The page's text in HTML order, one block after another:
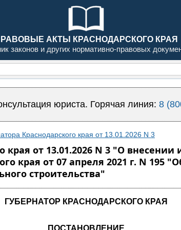
АКТЫ КРАСНОДАРСКОГО КРАЯ
законов и других нормативно-правовых
юриста. Горячая линия: 8
Краснодарского края от 13.01.2026 N 3
края от 13.01.2026 N 3 "О
края от 07 апреля 2021 г. N 195
строительства"
ГУБЕРНАТОР КРАСНОДАРСКОГО КРАЯ
ПОСТАНОВЛЕНИЕ